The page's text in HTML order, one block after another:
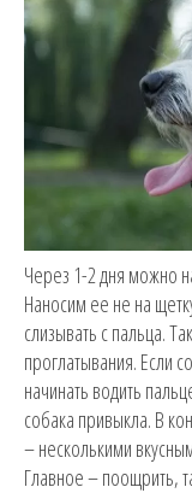
Через 1-2 дня можно
Наносим ее не на
слизывать с пальца.
проглатывания. Если
начинать водить
собака привыкла. В
– несколькими
Главное – поощрить,